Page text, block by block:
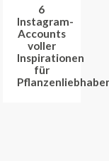
6
Instagram-
Accounts
voller
Inspirationen
für
Pflanzenliebhaber